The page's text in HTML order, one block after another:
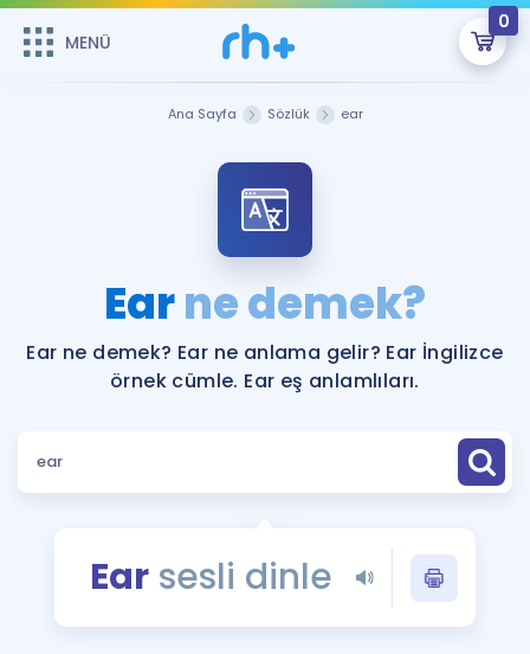
MENÜ
0
ÜYE DEĞİLİM
Sepetin Şu An Boş.
Remzi Hoca ile seni sınava hazırlayacak onlarca eğitim seni
bekliyor!
MENÜ
Faydalı Araçlar
Sözlük
Ana Sayfa Sözlük ear
Earne demek?
Ear ne demek? Ear ne anlama gelir? Ear İngilizce
örnek cümle. Ear eş anlamlıları.
Earsesli dinle